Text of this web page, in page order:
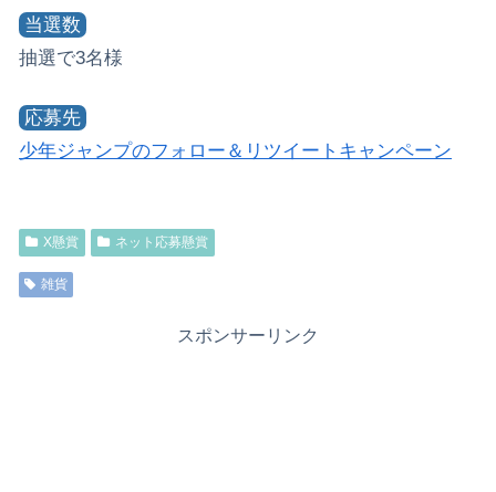
当選数
抽選で3名様
応募先
少年ジャンプのフォロー＆リツイートキャンペーン
X懸賞 ネット応募懸賞
雑貨
スポンサーリンク